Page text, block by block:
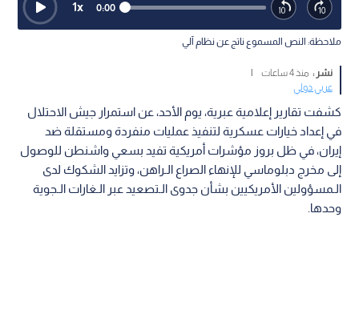
0:00
1x
ملاحظة: النص المسموع ناتج عن نظام آلي
نشر : منذ 4 ساعات
عربي دولي
كشفت تقارير إعلامية عبرية، يوم الأحد، عن استمرار جيش الاحتلال
في إعداد خيارات عسكرية لتنفيذ عمليات منفردة ومستقلة ضد
إيران، في ظل بروز مؤشرات أمريكية تفيد بسعي واشنطن للوصول
إلى مخرج دبلوماسي للإنهاء الصراع الـراهن، وتزايد الشكوك لدى
الـمسؤولين الأمريكيين بشأن جدوى الـتصعيد عبر الـغارات الـجوية
وحدها.